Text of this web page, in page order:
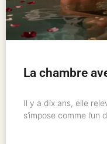
Il y a dix ans, elle
s’impose comme l’un